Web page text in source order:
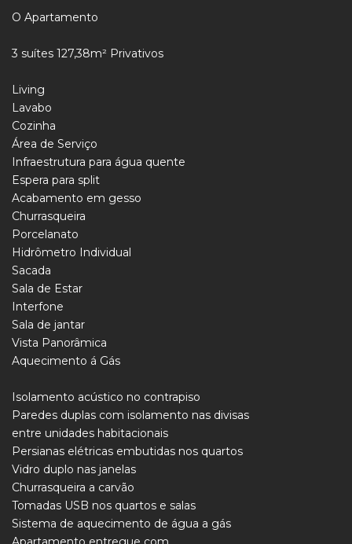
O Apartamento
3 suítes 127,38m² Privativos
Living
Lavabo
Cozinha
Área de Serviço
Infraestrutura para água quente
Espera para split
Acabamento em gesso
Churrasqueira
Porcelanato
Hidrômetro Individual
Sacada
Sala de Estar
Interfone
Sala de jantar
Vista Panorâmica
Aquecimento á Gás
Isolamento acústico no contrapiso
Paredes duplas com isolamento nas divisas
entre unidades habitacionais
Persianas elétricas embutidas nos quartos
Vidro duplo nas janelas
Churrasqueira a carvão
Tomadas USB nos quartos e salas
Sistema de aquecimento de água a gás